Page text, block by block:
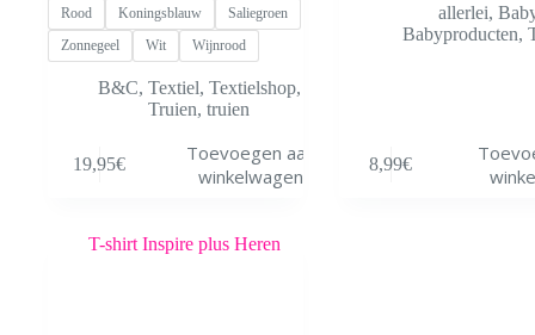
Rood
Koningsblauw
Saliegroen
Zonnegeel
Wit Wijnrood
B&C, Textiel, Textielshop,
Truien,truien
19,95€
Toevoegen aan
winkelwagen
product
variaties.
allerlei,
Babyproducten,
8,99€
product